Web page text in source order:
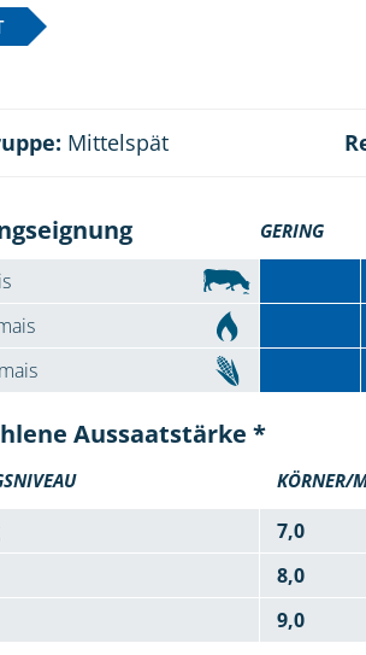
Mittelspät
GERING
Aussaatstärke *
KÖRNER/
7,0
8,0
9,0